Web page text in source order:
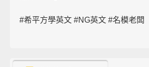
#希平方學英文 #NG英文 #名模老闆